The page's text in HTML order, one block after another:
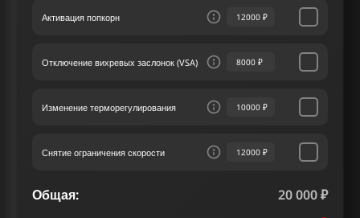
Активация попкорн 12000 ₽
Отключение вихревых заслонок (VSA) 8000 ₽
Изменение терморегулирования 10000 ₽
Снятие ограничения скорости 12000 ₽
Общая:
20 000 ₽